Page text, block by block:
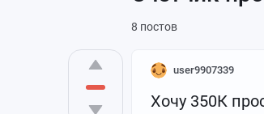
8 постов
user9907339
Хочу 350К